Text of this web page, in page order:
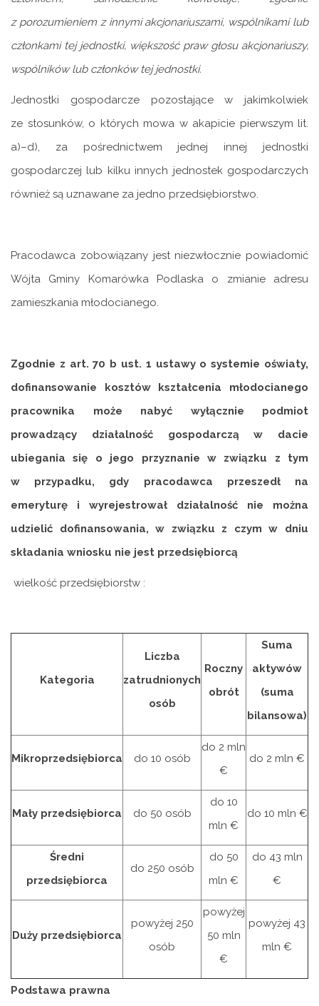
z porozumieniem z innymi akcjonariuszami, wspólnikami lub
członkami tej jednostki, większość praw głosu akcjonariuszy,
wspólników lub członków tej jednostki.
Jednostki gospodarcze pozostające w jakimkolwiek
ze stosunków, o których mowa w akapicie pierwszym lit.
a)–d), za pośrednictwem jednej innej jednostki
gospodarczej lub kilku innych jednostek gospodarczych
również są uznawane za jedno przedsiębiorstwo.
Pracodawca zobowiązany jest niezwłocznie powiadomić
Wójta Gminy Komarówka Podlaska o zmianie adresu
zamieszkania młodocianego.
Zgodnie z art. 70 b ust. 1 ustawy o systemie oświaty,
dofinansowanie kosztów kształcenia młodocianego
pracownika może nabyć wyłącznie podmiot
prowadzący działalność gospodarczą w dacie
ubiegania się o jego przyznanie w związku z tym
w przypadku, gdy pracodawca przeszedł na
emeryturę i wyrejestrował działalność nie można
udzielić dofinansowania, w związku z czym w dniu
składania wniosku nie jest przedsiębiorcą
wielkość przedsiębiorstw :
Kategoria
Liczba
zatrudnionych
osób
Roczny
obrót
Suma
aktywów
(suma
bilansowa)
Mikroprzedsiębiorca do 10 osób
do 2 mln
€
do 2 mln €
Mały przedsiębiorca do 50 osób
do 10
mln €
do 10 mln €
Średni
przedsiębiorca
do 250 osób
do 50
mln €
do 43 mln
€
Duży przedsiębiorca
powyżej 250
osób
powyżej
50 mln
€
powyżej 43
mln €
Podstawa prawna